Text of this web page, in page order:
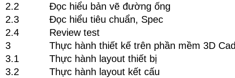
2.2
Đọc hiểu bản vẽ đường ống
2.3
Đọc hiểu tiêu chuẩn, Spec
2.4
Review test
3
Thực hành thiết kế trên phần mềm 3D Cad
3.1
Thực hành layout thiết bị
3.2
Thực hành layout kết cấu